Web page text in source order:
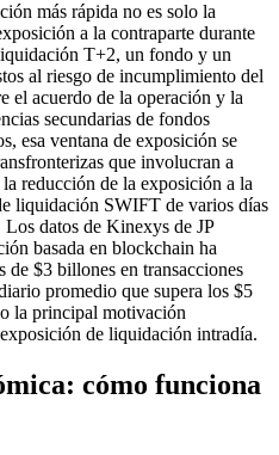
más rápida no es solo la
a la contraparte durante
T+2, un fondo y un
al riesgo de incumplimiento del
el acuerdo de la operación y la
secundarias de fondos
esa ventana de exposición se
que involucran a
reducción de la exposición a la
liquidación SWIFT de varios días
datos de Kinexys de JP
basada en blockchain ha
de $3 billones en transacciones
promedio que supera los $5
la principal motivación
de liquidación intradía.
cómo funciona